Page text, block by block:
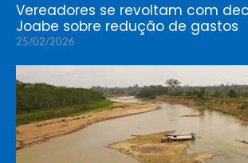
Vereadores se revoltam com
Joabe sobre redução de gastos
25/02/2026